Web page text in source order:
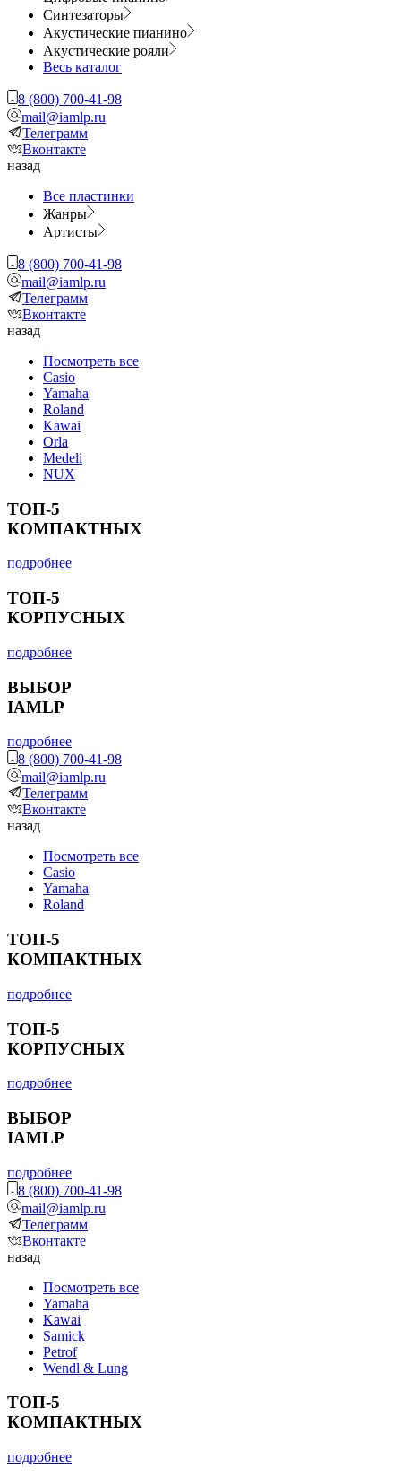
Синтезаторы
Акустические пианино
Акустические рояли
Весь каталог
8 (800) 700-41-98
mail@iamlp.ru
Телеграмм
Вконтакте
назад
Все пластинки
Жанры
Артисты
8 (800) 700-41-98
mail@iamlp.ru
Телеграмм
Вконтакте
назад
Посмотреть все
Casio
Yamaha
Roland
Kawai
Orla
Medeli
NUX
ТОП-5
КОМПАКТНЫХ
подробнее
ТОП-5
КОРПУСНЫХ
подробнее
ВЫБОР
IAMLP
подробнее
8 (800) 700-41-98
mail@iamlp.ru
Телеграмм
Вконтакте
назад
Посмотреть все
Casio
Yamaha
Roland
ТОП-5
КОМПАКТНЫХ
подробнее
ТОП-5
КОРПУСНЫХ
подробнее
ВЫБОР
IAMLP
подробнее
8 (800) 700-41-98
mail@iamlp.ru
Телеграмм
Вконтакте
назад
Посмотреть все
Yamaha
Kawai
Samick
Petrof
Wendl & Lung
ТОП-5
КОМПАКТНЫХ
подробнее